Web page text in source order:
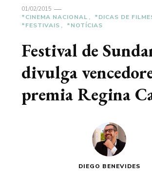
01/02/2015
*CINEMA NACIONAL
*DICAS DE
*FESTIVAIS
*NOTÍCIAS
Festival de
divulga
premia Regina
DIEGO BENEVIDES